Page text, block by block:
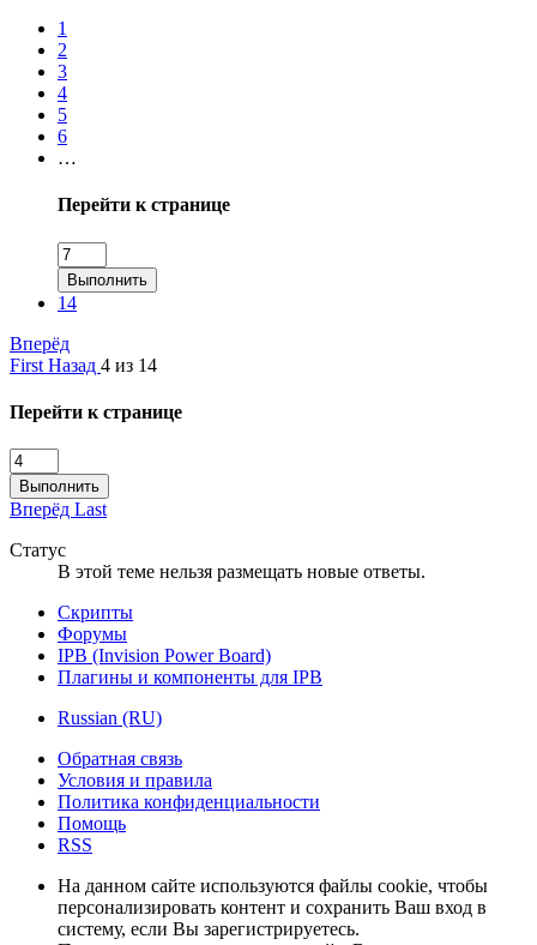
1
2
3
4
5
6
…
Перейти к странице
Выполнить
14
Вперёд
First Назад 4 из 14
Перейти к странице
Выполнить
Вперёд Last
Статус
В этой теме нельзя размещать новые ответы.
Скрипты
Форумы
IPB (Invision Power Board)
Плагины и компоненты для IPB
Russian (RU)
Обратная связь
Условия и правила
Политика конфиденциальности
Помощь
RSS
На данном сайте используются файлы cookie, чтобы
персонализировать контент и сохранить Ваш вход в
систему, если Вы зарегистрируетесь.